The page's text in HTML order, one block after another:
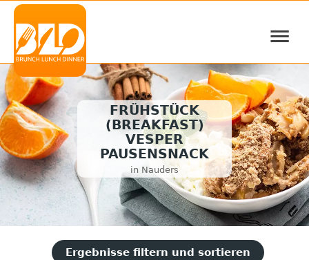
≡
FRÜHSTÜCK
(BREAKFAST)
VESPER
PAUSENSNACK
in Nauders
Ergebnisse filtern und sortieren